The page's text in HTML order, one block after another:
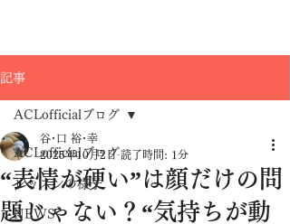
記事
ACLofficialブログ
レッスンの様子
NEWS
ACLofficialブログ
“表情が硬い”は顔だけの問
題じゃない？“気持ちが動
谷･口 裕･幸
2025年10月2日 読了時間: 1分